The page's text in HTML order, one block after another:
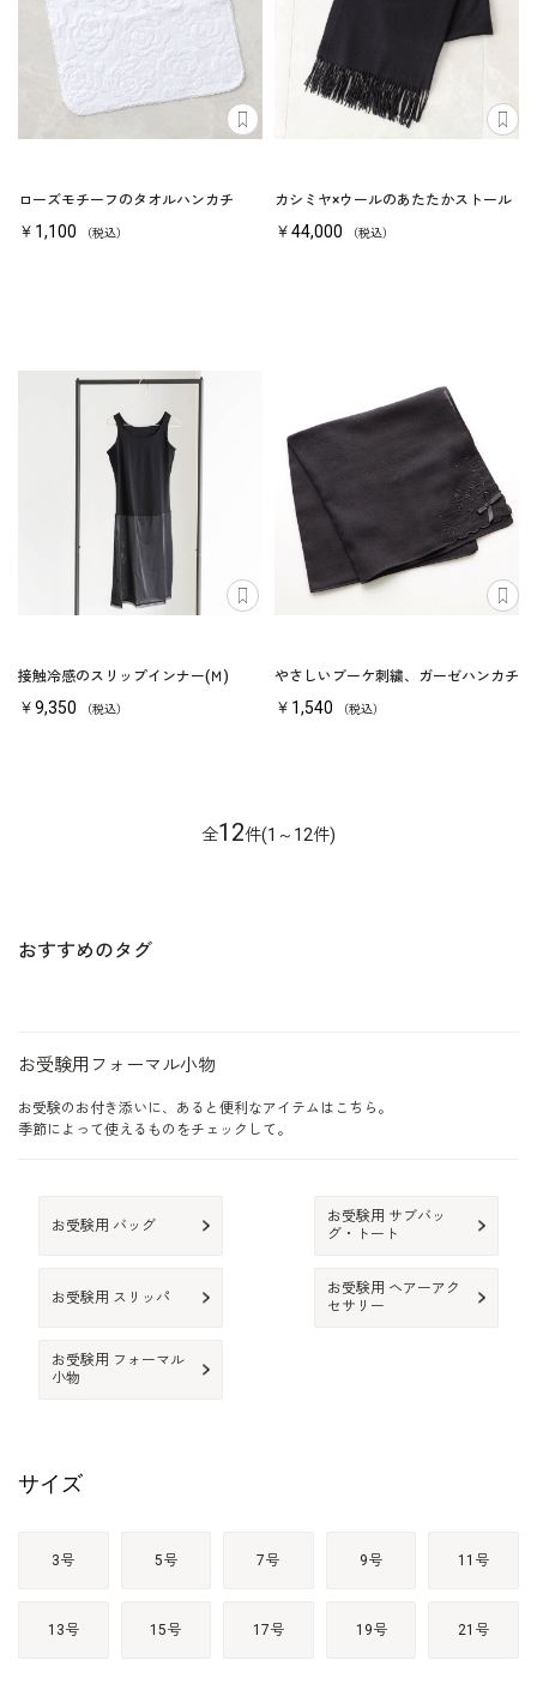
ローズモチーフのタオルハンカチ
￥1,100 （税込）
カシミヤ×ウールのあたたかストール
￥44,000 （税込）
接触冷感のスリップインナー(Ｍ)
￥9,350 （税込）
やさしいブーケ刺繍、ガーゼハンカチ
￥1,540 （税込）
全12件(1～12件)
おすすめのタグ
お受験用フォーマル小物
お受験のお付き添いに、あると便利なアイテムはこちら。
季節によって使えるものをチェックして。
お受験用 バッグ
お受験用 サブバッ
グ・トート
お受験用 スリッパ
お受験用 ヘアーアク
セサリー
お受験用 フォーマル
小物
サイズ
3号 5号 7号 9号 11号
13号 15号 17号 19号 21号